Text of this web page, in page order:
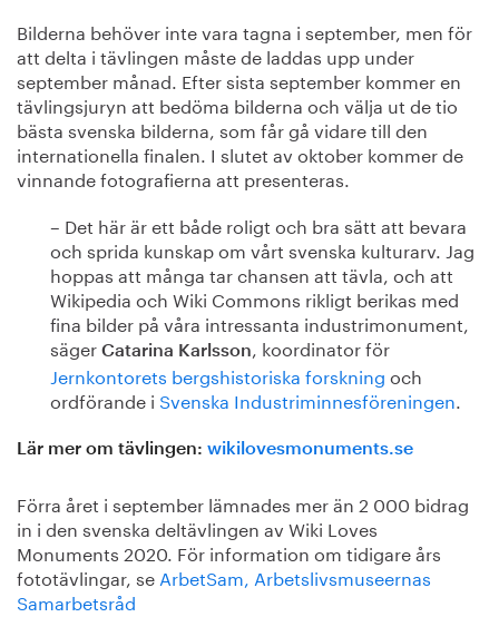
Bilderna behöver inte vara tagna i september, men för
att delta i tävlingen måste de laddas upp under
september månad. Efter sista september kommer en
tävlingsjuryn att bedöma bilderna och välja ut de tio
bästa svenska bilderna, som får gå vidare till den
internationella finalen. I slutet av oktober kommer de
vinnande fotografierna att presenteras.
– Det här är ett både roligt och bra sätt att bevara
och sprida kunskap om vårt svenska kulturarv. Jag
hoppas att många tar chansen att tävla, och att
Wikipedia och Wiki Commons rikligt berikas med
fina bilder på våra intressanta industrimonument,
säger Catarina Karlsson, koordinator för
Jernkontorets bergshistoriska forskning och
ordförande i Svenska Industriminnesföreningen.
Lär mer om tävlingen: wikilovesmonuments.se
Förra året i september lämnades mer än 2 000 bidrag
in i den svenska deltävlingen av Wiki Loves
Monuments 2020. För information om tidigare års
fototävlingar, se ArbetSam, Arbetslivsmuseernas
Samarbetsråd